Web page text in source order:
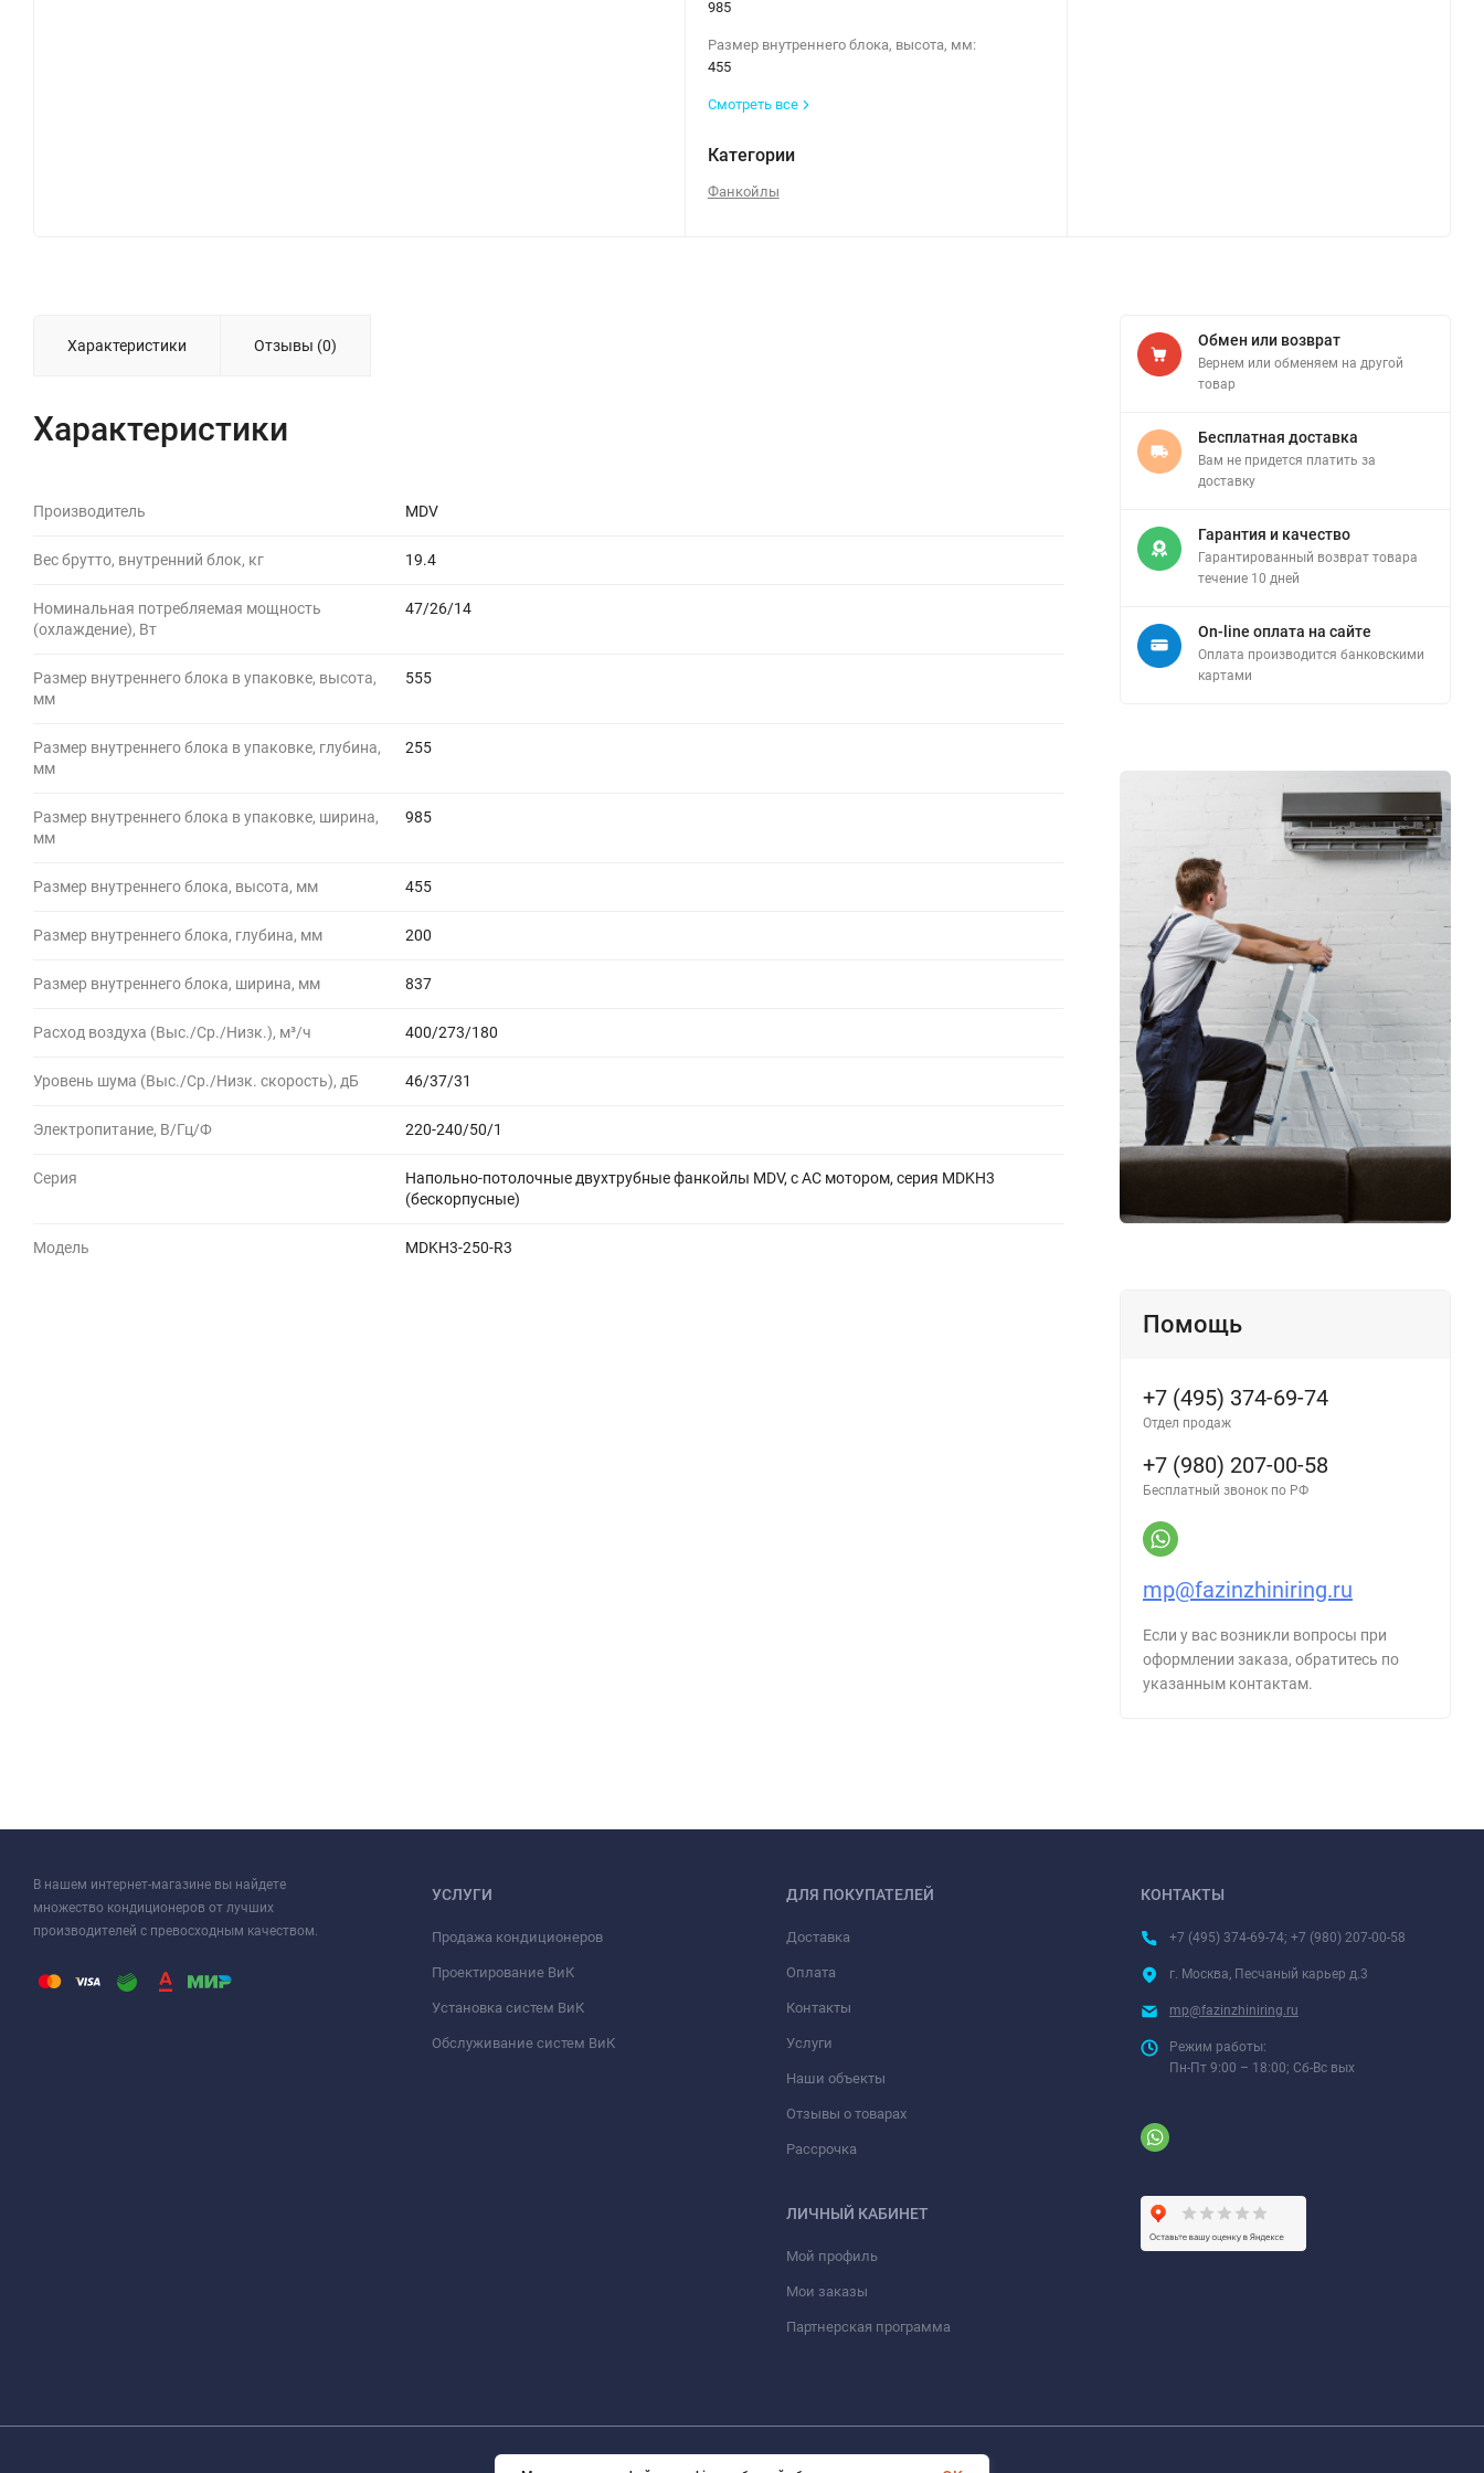
985
Размер внутреннего блока, высота, мм:
455
Смотреть все
Категории
Фанкойлы
Характеристики Отзывы (0)
Характеристики
Производитель MDV
Вес брутто, внутренний блок, кг 19.4
Номинальная потребляемая мощность
(охлаждение), Вт
47/26/14
Размер внутреннего блока в упаковке, высота,
мм
555
Размер внутреннего блока в упаковке, глубина,
мм
255
Размер внутреннего блока в упаковке, ширина,
мм
985
Размер внутреннего блока, высота, мм 455
Размер внутреннего блока, глубина, мм 200
Размер внутреннего блока, ширина, мм 837
Расход воздуха (Выс./Ср./Низк.), м³/ч 400/273/180
Уровень шума (Выс./Ср./Низк. скорость), дБ 46/37/31
Электропитание, В/Гц/Ф 220-240/50/1
Серия
Напольно-потолочные двухтрубные фанкойлы MDV, с АС мотором, серия MDKH3
(бескорпусные)
Модель MDKH3-250-R3
Обмен или возврат
Вернем или обменяем на другой
товар
Бесплатная доставка
Вам не придется платить за
доставку
Гарантия и качество
Гарантированный возврат товара
течение 10 дней
On-line оплата на сайте
Оплата производится банковскими
картами
Помощь
+7 (495) 374-69-74
Отдел продаж
+7 (980) 207-00-58
Бесплатный звонок по РФ
mp@fazinzhiniring.ru
Если у вас возникли вопросы при
оформлении заказа, обратитесь по
указанным контактам.
В нашем интернет-магазине вы найдете
множество кондиционеров от лучших
производителей с превосходным качеством.
УСЛУГИ
Продажа кондиционеров
Проектирование ВиК
Установка систем ВиК
Обслуживание систем ВиК
ДЛЯ ПОКУПАТЕЛЕЙ
Доставка
Оплата
Контакты
Услуги
Наши объекты
Отзывы о товарах
Рассрочка
ЛИЧНЫЙ КАБИНЕТ
Мой профиль
Мои заказы
Партнерская программа
КОНТАКТЫ
+7 (495) 374-69-74; +7 (980) 207-00-58
г. Москва, Песчаный карьер д.3
mp@fazinzhiniring.ru
Режим работы:
Пн-Пт 9:00 – 18:00; Сб-Вс вых
© 2026 ООО «ФАЗИНЖИНИРИНГ». Все права защищены